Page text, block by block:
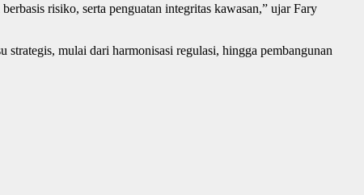
risiko, serta penguatan integritas kawasan,” ujar Fary
mulai dari harmonisasi regulasi, hingga pembangunan